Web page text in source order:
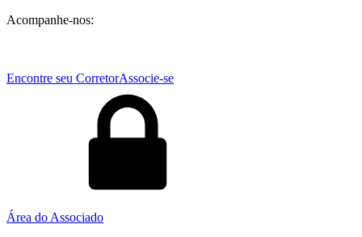
Acompanhe-nos:
Encontre seu CorretorAssocie-se
Área do Associado